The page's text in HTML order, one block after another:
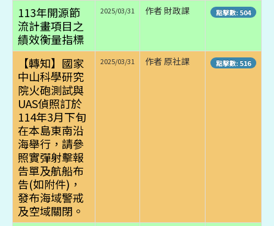
113年開源節
流計畫項目之
績效衡量指標
2025/03/31 作者 財政課 點擊數: 504
【轉知】國家
中山科學研究
院火砲測試與
UAS偵照訂於
114年3月下旬
在本島東南沿
海舉行，請參
照實彈射擊報
告單及航船布
告(如附件)，
發布海域警戒
及空域關閉。
2025/03/31 作者 原社課 點擊數: 516